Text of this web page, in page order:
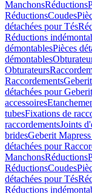
ManchonsRéductions
RéductionsCoudes
détachées pour Tés
Réductions
démontablesPièces
démontables
Obturateurs
Raccordements
détachées pour
accessoires
tubesFixations de
raccordementsJoints
bridesGeberit
détachées pour
ManchonsRéductions
RéductionsCoudes
détachées pour Tés
Réductions